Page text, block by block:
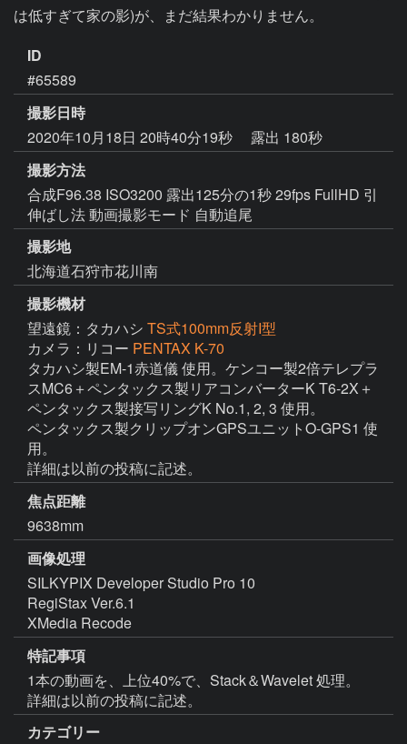
は低すぎて家の影)が、まだ結果わかりません。
ID
#65589
撮影日時
2020年10月18日 20時40分19秒
露出 180秒
撮影方法
合成F96.38 ISO3200 露出125分の1秒 29fps FullHD 引
伸ばし法 動画撮影モード 自動追尾
撮影地
北海道石狩市花川南
撮影機材
望遠鏡：タカハシ TS式100mm反射I型
カメラ：リコー PENTAX K-70
タカハシ製EM-1赤道儀 使用。ケンコー製2倍テレプラ
スMC6＋ペンタックス製リアコンバーターK T6-2X＋
ペンタックス製接写リングK No.1, 2, 3 使用。
ペンタックス製クリップオンGPSユニットO-GPS1 使
用。
詳細は以前の投稿に記述。
焦点距離
9638mm
画像処理
SILKYPIX Developer Studio Pro 10
RegiStax Ver.6.1
XMedia Recode
特記事項
1本の動画を、上位40%で、Stack＆Wavelet 処理。
詳細は以前の投稿に記述。
カテゴリー